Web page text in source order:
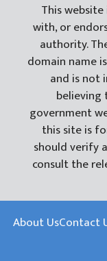
This
with, or
authority.
domain name
and is not
believing
government
this site is
should verify
consult the
About UsContact